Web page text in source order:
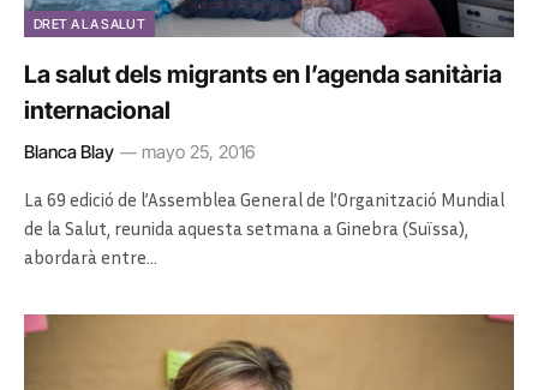
DRET A LA SALUT
La salut dels migrants en l’agenda sanitària
internacional
Blanca Blay mayo 25, 2016
La 69 edició de l’Assemblea General de l’Organització Mundial
de la Salut, reunida aquesta setmana a Ginebra (Suïssa),
abordarà entre…